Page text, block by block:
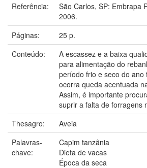
Referência:
São Carlos, SP: Embrapa
2006.
Páginas:
25 p.
Conteúdo:
A escassez e a baixa
para alimentação do
período frio e seco do ano
ocorra queda acentuada
Assim, é importante
suprir a falta de forragens
Thesagro:
Aveia
Palavras-
chave:
Capim tanzânia
Dieta de vacas
Época da seca